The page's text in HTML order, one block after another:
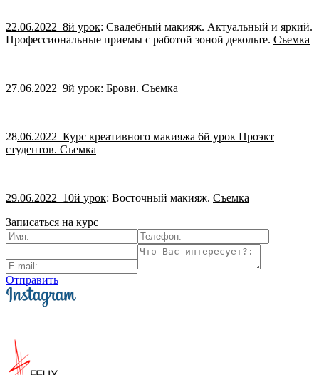
22.06.2022 8й урок: Свадебный макияж. Актуальный и яркий.
Профессиональные приемы с работой зоной декольте. Съемка
27.06.2022 9й урок: Брови. Съемка
28.06.2022 Курс креативного макияжа 6й урок Проэкт
студентов. Съемка
29.06.2022 10й урок: Восточный макияж. Съемка
Записаться на курс
Отправить